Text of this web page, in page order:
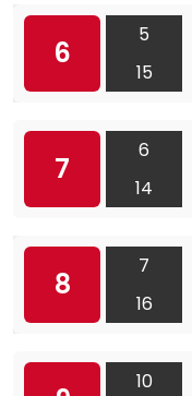
6
5
15
7
6
14
8
7
16
10